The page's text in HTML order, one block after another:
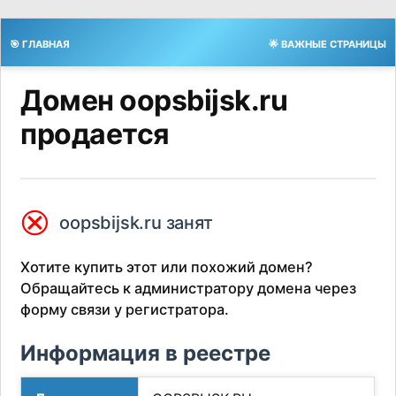
🎯 ГЛАВНАЯ 🌟 ВАЖНЫЕ СТРАНИЦЫ
Домен oopsbijsk.ru
продается
⮿ oopsbijsk.ru занят
Хотите купить этот или похожий домен?
Обращайтесь к администратору домена через
форму связи у регистратора.
Информация в реестре